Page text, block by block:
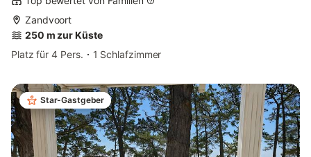
Zandvoort
250 m zur Küste
Platz für 4 Pers.
1 Schlafzimmer
Star-Gastgeber